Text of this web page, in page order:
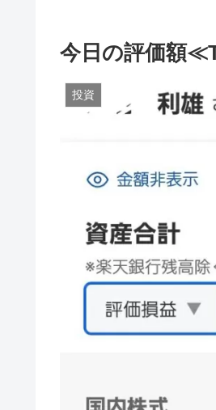
今日の評価額
投資